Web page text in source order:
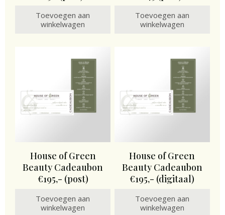
Toevoegen aan
winkelwagen
Toevoegen aan
winkelwagen
House of Green
Beauty Cadeaubon
€195,- (post)
Toevoegen aan
winkelwagen
House of Green
Beauty Cadeaubon
€195,- (digitaal)
Toevoegen aan
winkelwagen